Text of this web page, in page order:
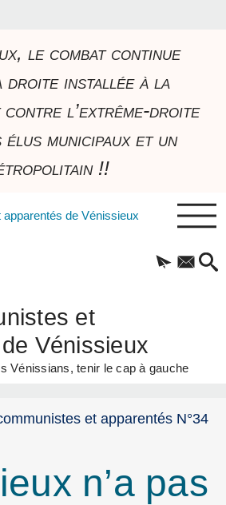
le combat continue
droite installée à la
l’extrême-droite
municipaux et un
!!
et
Vénissieux
Vénissians, tenir le cap à gauche
et apparentés N°34
n’a pas